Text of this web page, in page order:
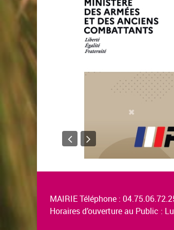
MAIRIE Téléphone :
Horaires d’ouverture au Public :